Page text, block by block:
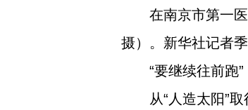
在南京市第一
摄）。新华社记者
“要继续往前跑
从“人造太阳”